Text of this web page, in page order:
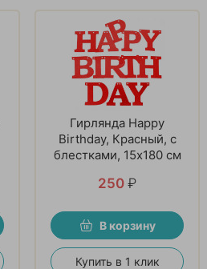
Гирлянда Happy
Birthday, Красный, с
блестками, 15х180 см
250 ₽
В корзину
Купить в 1 клик